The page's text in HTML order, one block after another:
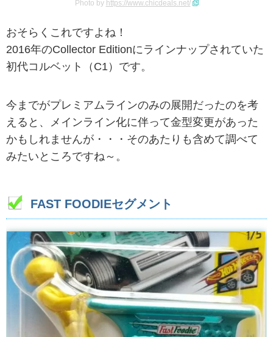
Photo by https://www.chicdeals.net/
おそらくこれですよね！
2016年のCollector Editionにラインナップされていた
初代コルベット（C1）です。
今までがプレミアムラインのみの展開だったのを考
えると、メインライン化に伴って金型変更があった
かもしれませんが・・・そのあたりも含めて調べて
みたいところですね～。
FAST FOODIEセグメント